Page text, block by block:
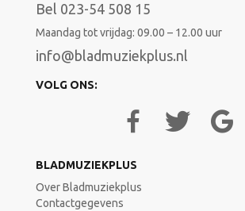
Bel 023-54 508 15
Maandag tot vrijdag: 09.00 – 12.00 uur
info@bladmuziekplus.nl
VOLG ONS:
BLADMUZIEKPLUS
Over Bladmuziekplus
Contactgegevens